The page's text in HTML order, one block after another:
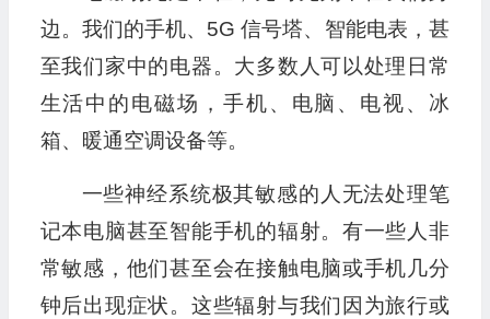
边。我们的手机、5G 信号塔、智能电表，甚
至我们家中的电器。大多数人可以处理日常
生活中的电磁场，手机、电脑、电视、冰
箱、暖通空调设备等。
一些神经系统极其敏感的人无法处理笔
记本电脑甚至智能手机的辐射。有一些人非
常敏感，他们甚至会在接触电脑或手机几分
钟后出现症状。这些辐射与我们因为旅行或